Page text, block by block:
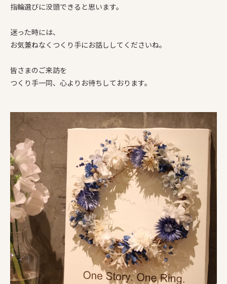
指輪選びに没頭できると思います。
迷った時には、
お気兼ねなくつくり手にお話ししてくださいね。
皆さまのご来訪を
つくり手一同、心よりお待ちしております。